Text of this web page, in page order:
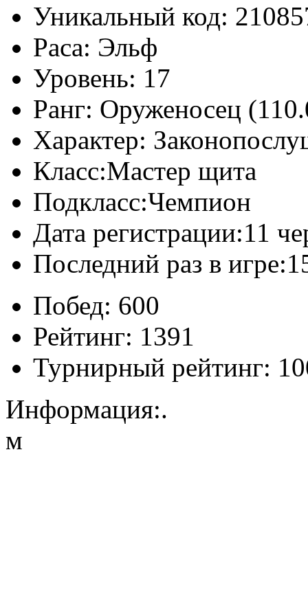
Уникальный код:
Раса: Эльф
Уровень: 17
Ранг: Оруженосец
Характер:
Класс:Мастер щита
Подкласс:Чемпион
Дата регистрации:11
Последний раз в игре:
Побед: 600
Рейтинг: 1391
Турнирный рейтинг:
Информация:.
м